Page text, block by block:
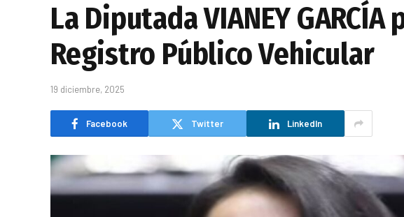
La Diputada VIANEY
Registro Público Vehicular
19 diciembre, 2025
Facebook Twitter LinkedIn